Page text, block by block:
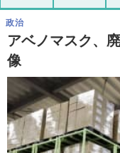
芸能
恋愛
コメントポスト
リリース
アベノマスク、
像
政治